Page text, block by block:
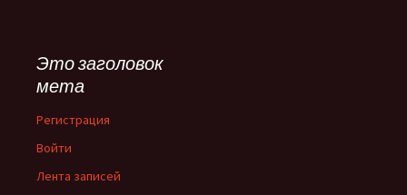
Это заголовок
мета
Регистрация
Войти
Лента записей